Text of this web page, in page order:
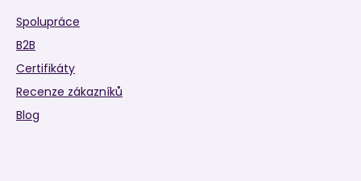
Spolupráce
B2B
Certifikáty
Recenze zákazníků
Blog